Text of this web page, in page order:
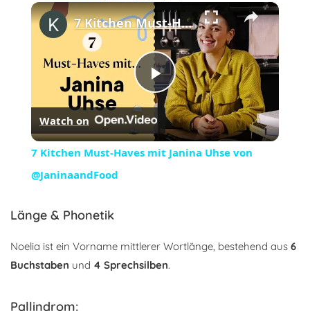
×
Play
Video
7 Kitchen Must-Haves mit Janina Uhse von @JaninaandFood
Watch on
7 Kitchen Must-Haves mit Janina Uhse von
@JaninaandFood
Länge & Phonetik
Noelia ist ein Vorname mittlerer Wortlänge, bestehend aus 6
Buchstaben und 4 Sprechsilben.
Pallindrom: